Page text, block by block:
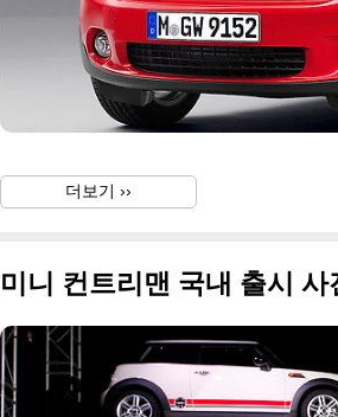
더보기 ››
미니 컨트리맨 국내 출시 사